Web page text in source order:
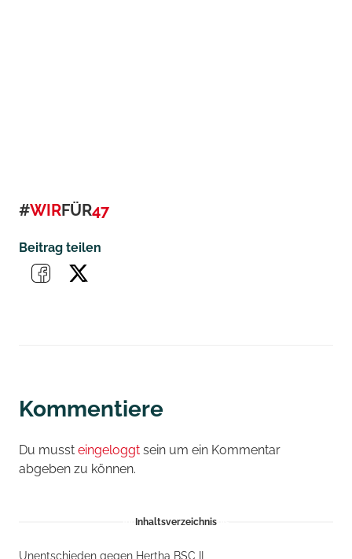
#WIRFÜR47
Beitrag teilen
Kommentiere
Du musst eingeloggt sein um ein Kommentar
abgeben zu können.
Inhaltsverzeichnis
Unentschieden gegen Hertha BSC II